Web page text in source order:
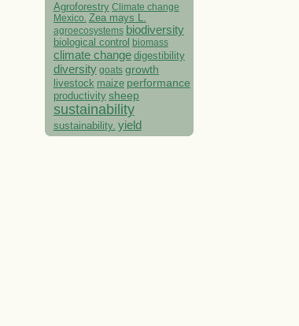
Agroforestry Climate change
Mexico. Zea mays L.
agroecosystems biodiversity
biological control biomass
climate change digestibility
diversity goats growth
livestock maize performance
productivity sheep
sustainability
sustainability. yield